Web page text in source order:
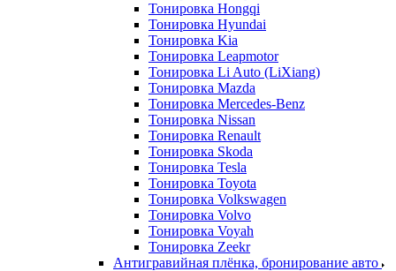
Тонировка Hongqi
Тонировка Hyundai
Тонировка Kia
Тонировка Leapmotor
Тонировка Li Auto (LiXiang)
Тонировка Mazda
Тонировка Mercedes-Benz
Тонировка Nissan
Тонировка Renault
Тонировка Skoda
Тонировка Tesla
Тонировка Toyota
Тонировка Volkswagen
Тонировка Volvo
Тонировка Voyah
Тонировка Zeekr
Антигравийная плёнка, бронирование авто